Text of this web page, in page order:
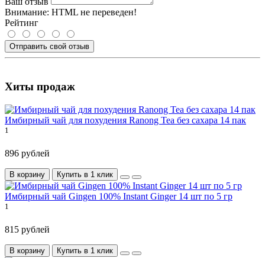
Внимание: HTML не переведен!
Рейтинг
Отправить свой отзыв
Хиты продаж
Имбирный чай для похудения Ranong Tea без сахара 14 пак
1
896 рублей
В корзину Купить в 1 клик
Имбирный чай Gingen 100% Instant Ginger 14 шт по 5 гр
1
815 рублей
В корзину Купить в 1 клик